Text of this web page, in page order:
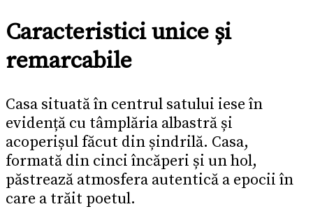
Caracteristici unice și
remarcabile
Casa situată în centrul satului iese în
evidență cu tâmplăria albastră și
acoperișul făcut din șindrilă. Casa,
formată din cinci încăperi și un hol,
păstrează atmosfera autentică a epocii în
care a trăit poetul.